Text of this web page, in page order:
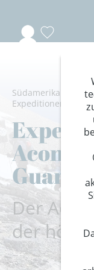
Südamerika
Expeditionen
Der
der